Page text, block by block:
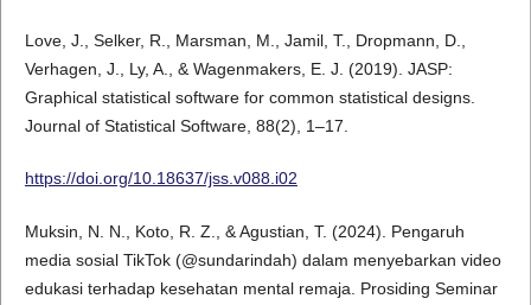
Love, J., Selker, R., Marsman, M., Jamil, T., Dropmann, D.,
Verhagen, J., Ly, A., & Wagenmakers, E. J. (2019). JASP:
Graphical statistical software for common statistical designs.
Journal of Statistical Software, 88(2), 1–17.
https://doi.org/10.18637/jss.v088.i02
Muksin, N. N., Koto, R. Z., & Agustian, T. (2024). Pengaruh
media sosial TikTok (@sundarindah) dalam menyebarkan video
edukasi terhadap kesehatan mental remaja. Prosiding Seminar